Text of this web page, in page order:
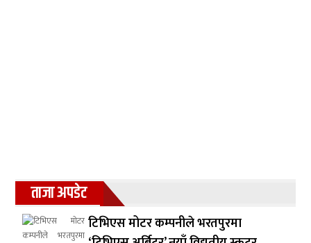
ताजा अपडेट
टिभिएस मोटर कम्पनीले भरतपुरमा